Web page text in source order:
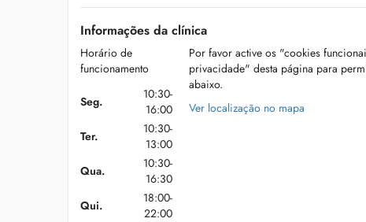
Informações da clínica
Horário de
funcionamento
Seg.
10:30-
16:00
Ter.
10:30-
13:00
Qua.
10:30-
16:30
Qui.
18:00-
22:00
Por favor active os "cookies
privacidade" desta página para
abaixo.
Ver localização no mapa